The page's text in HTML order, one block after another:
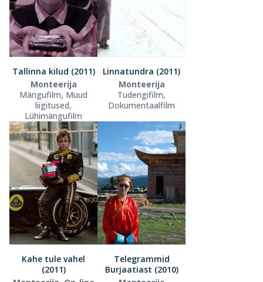
Tallinna kilud (2011)
Monteerija
Mängufilm, Muud
liigitused,
Lühimängufilm
Linnatundra (2011)
Monteerija
Tudengifilm,
Dokumentaalfilm
Kahe tule vahel
(2011)
Telegrammid
Burjaatiast (2010)